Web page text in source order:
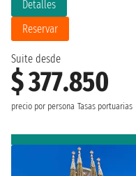
Suite desde
$ 377.850
precio por persona Tasas portuarias
Detalles
Reservar